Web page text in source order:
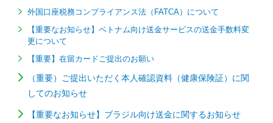
外国口座税務コンプライアンス法（FATCA）について
【重要なお知らせ】ベトナム向け送金サービスの送金手数料変
更について
【重要】在留カードご提出のお願い
（重要）ご提出いただく本人確認資料（健康保険証）に関
してのお知らせ
【重要なお知らせ】ブラジル向け送金に関するお知らせ